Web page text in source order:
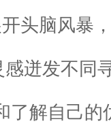
头脑风暴
迸发不同
了解自己的